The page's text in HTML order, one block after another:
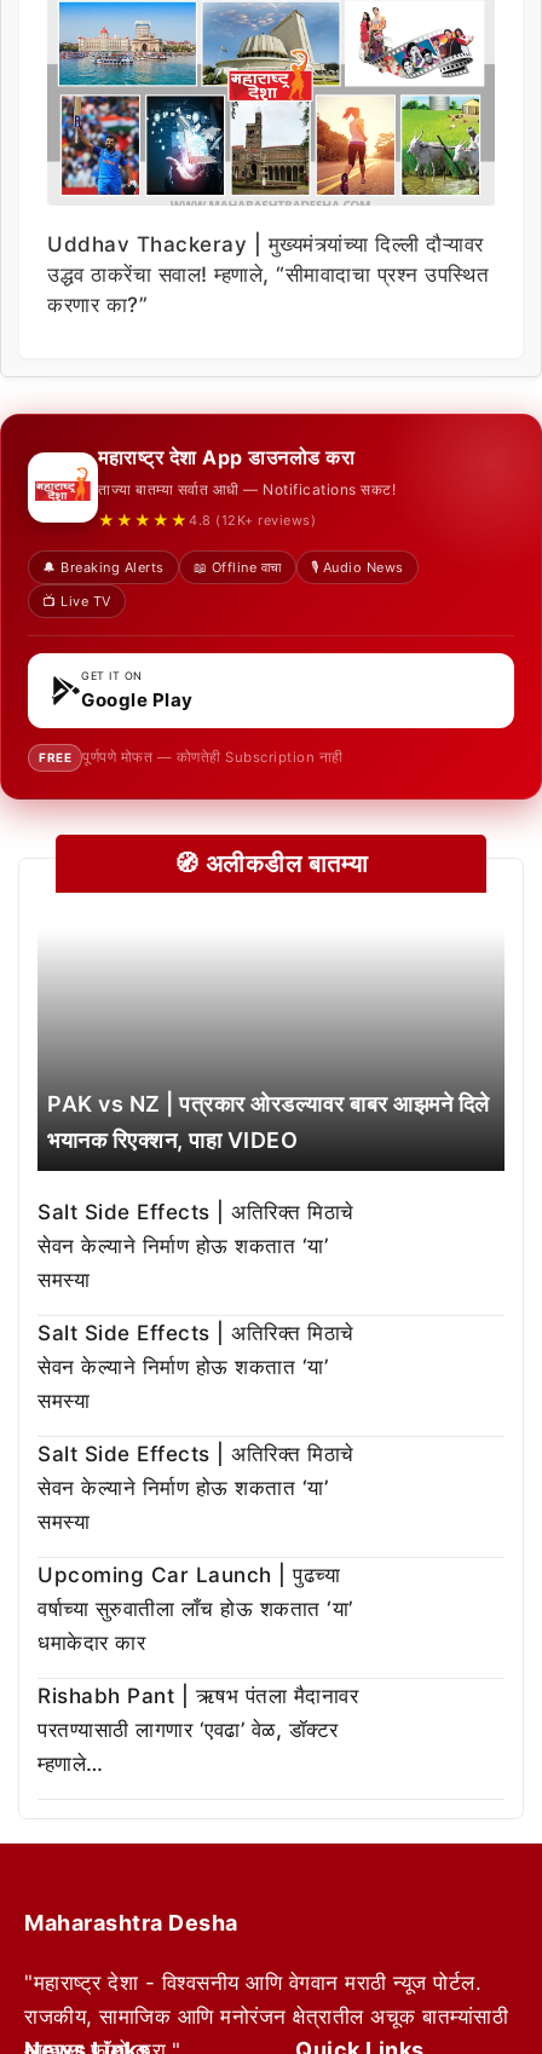
Uddhav Thackeray | मुख्यमंत्र्यांच्या दिल्ली दौऱ्यावर
उद्धव ठाकरेंचा सवाल! म्हणाले, “सीमावादाचा प्रश्न उपस्थित
करणार का?”
महाराष्ट्र देशा App डाउनलोड करा
ताज्या बातम्या सर्वात आधी — Notifications सकट!
★★★★★ 4.8 (12K+ reviews)
🔔 Breaking Alerts 📖 Offline वाचा
🎙️ Audio News
📺 Live TV
GET IT ON
Google Play
FREE पूर्णपणे मोफत — कोणतेही Subscription नाही
🧭 अलीकडील बातम्या
PAK vs NZ | पत्रकार ओरडल्यावर बाबर आझमने दिले
भयानक रिएक्शन, पाहा VIDEO
Salt Side Effects | अतिरिक्त मिठाचे
सेवन केल्याने निर्माण होऊ शकतात ‘या’
समस्या
Salt Side Effects | अतिरिक्त मिठाचे
सेवन केल्याने निर्माण होऊ शकतात ‘या’
समस्या
Salt Side Effects | अतिरिक्त मिठाचे
सेवन केल्याने निर्माण होऊ शकतात ‘या’
समस्या
Upcoming Car Launch | पुढच्या
वर्षाच्या सुरुवातीला लाँच होऊ शकतात ‘या’
धमाकेदार कार
Rishabh Pant | ऋषभ पंतला मैदानावर
परतण्यासाठी लागणार ‘एवढा’ वेळ, डॉक्टर
म्हणाले…
Maharashtra Desha
"महाराष्ट्र देशा - विश्वसनीय आणि वेगवान मराठी न्यूज पोर्टल.
राजकीय, सामाजिक आणि मनोरंजन क्षेत्रातील अचूक बातम्यांसाठी